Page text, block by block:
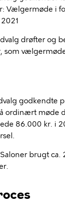
Vælgermøde i
drøfter og
som
godkendte
ordinært møde
86.000 kr. i
brugt ca.